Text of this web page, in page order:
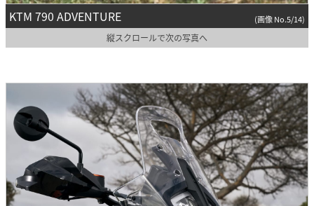
KTM 790 ADVENTURE (画像 No.5/14)
縦スクロールで次の写真へ